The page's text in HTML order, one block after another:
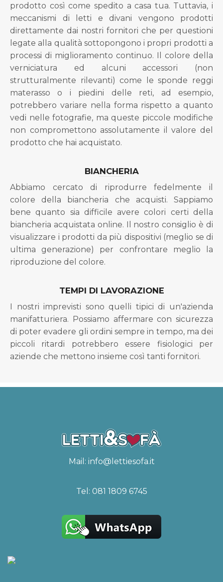
prodotto così come spedito a casa tua. Tuttavia, i
meccanismi di letti e divani vengono prodotti
direttamente dai nostri fornitori che per questioni
legate alla qualità sottopongono i propri prodotti a
processi di miglioramento continuo. Il colore della
verniciatura ed alcuni accessori (non
strutturalmente rilevanti) come le sponde reggi
materasso o i piedini delle reti, ad esempio,
potrebbero variare nella forma rispetto a quanto
vedi nelle fotografie, ma queste piccole modifiche
non compromettono assolutamente il valore del
prodotto che hai acquistato.
BIANCHERIA
Abbiamo cercato di riprodurre fedelmente il
colore della biancheria che acquisti. Sappiamo
bene quanto sia difficile avere colori certi della
biancheria acquistata online. Il nostro consiglio è di
visualizzare i prodotti da più dispositivi (meglio se di
ultima generazione) per confrontare meglio la
riproduzione del colore.
TEMPI DI LAVORAZIONE
I nostri imprevisti sono quelli tipici di un'azienda
manifatturiera. Possiamo affermare con sicurezza
di poter evadere gli ordini sempre in tempo, ma dei
piccoli ritardi potrebbero essere fisiologici per
aziende che mettono insieme così tanti fornitori.
Mail: info@lettiesofa.it
Tel: 081 1809 6745